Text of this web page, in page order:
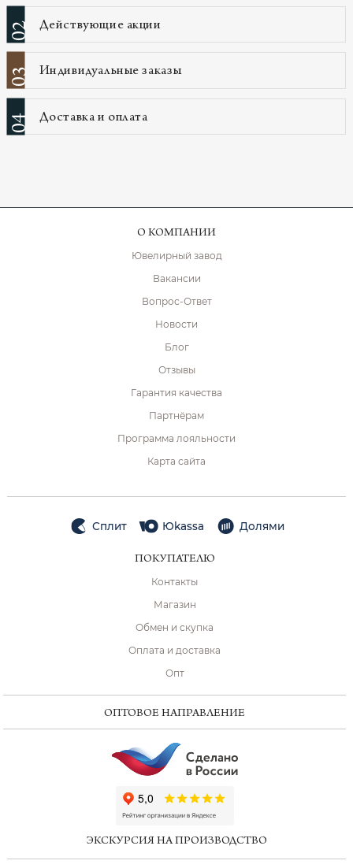
02 Действующие акции
03 Индивидуальные заказы
04 Доставка и оплата
О КОМПАНИИ
Ювелирный завод
Вакансии
Вопрос-Ответ
Новости
Блог
Отзывы
Гарантия качества
Партнёрам
Программа лояльности
Карта сайта
Сплит Юkassa Долями
ПОКУПАТЕЛЮ
Контакты
Магазин
Обмен и скупка
Оплата и доставка
Опт
ОПТОВОЕ НАПРАВЛЕНИЕ
ЭКСКУРСИЯ НА ПРОИЗВОДСТВО